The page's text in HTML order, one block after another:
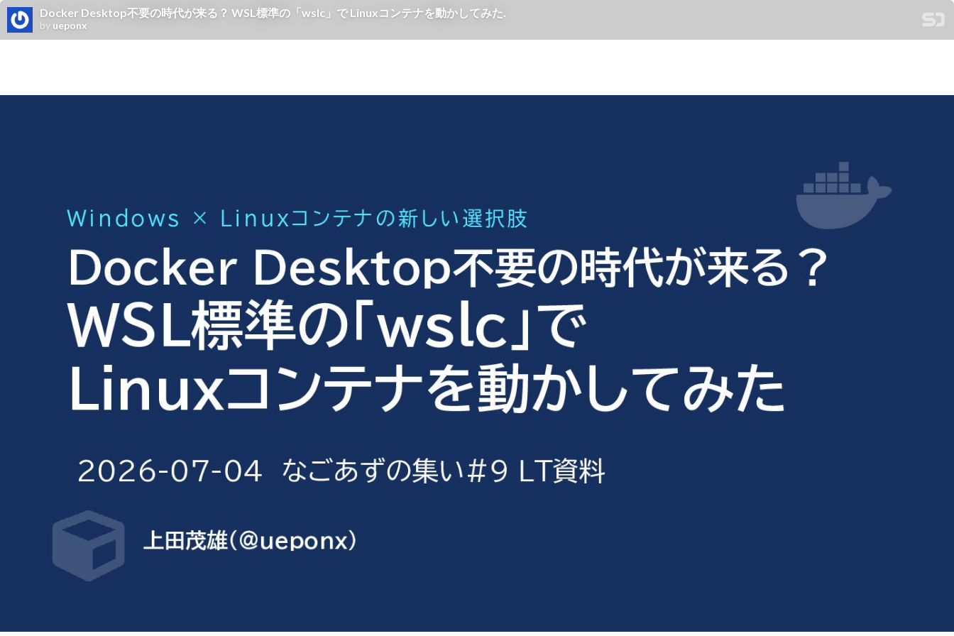
Docker Desktop不要の時代が来る？ WSL標準の「wslc」で Linuxコンテナを動かしてみた.
by ueponx